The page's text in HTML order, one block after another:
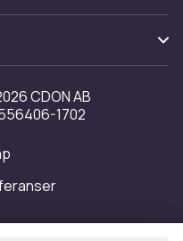
CDON AB
1702